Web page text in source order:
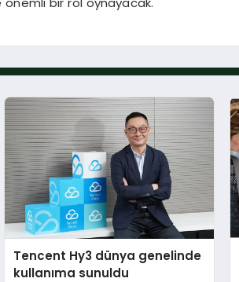
Tencent Hy3 dünya genelinde
kullanıma sunuldu